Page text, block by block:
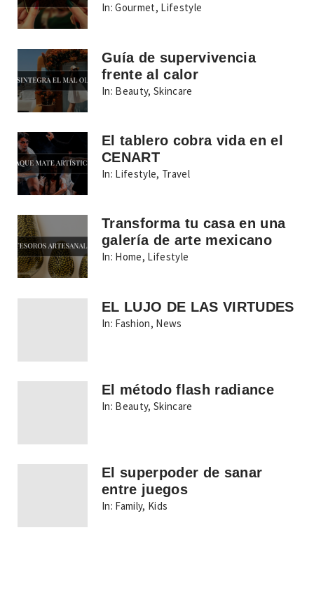
In: Gourmet, Lifestyle
Guía de supervivencia
frente al calor
In: Beauty,Skincare
El tablero cobra vida en el
CENART
In: Lifestyle, Travel
Transforma tu casa en una
galería de arte mexicano
In: Home, Lifestyle
EL LUJO DE LAS VIRTUDES
In: Fashion, News
El método flash radiance
In: Beauty,Skincare
El superpoder de sanar
entre juegos
In: Family, Kids